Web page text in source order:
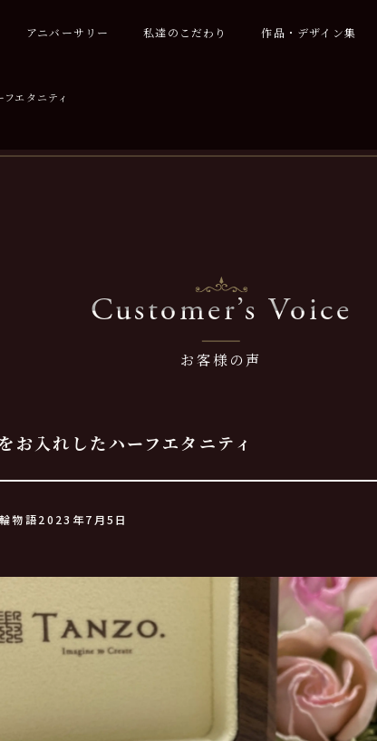
アニバーサリー 私達のこだわり 作品・デザイン集
エタニティ
Customer’s Voice
お客様の声
お入れしたハーフエタニティ
物語2023年7月5日